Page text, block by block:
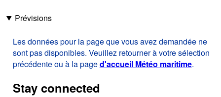
Prévisions
Les données pour la page que vous avez demandée ne
sont pas disponibles. Veuillez retourner à votre sélection
précédente ou à la paged'accueil Météo maritime.
Stay connected